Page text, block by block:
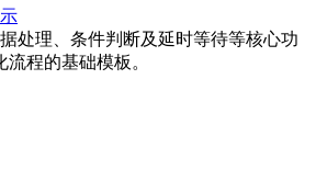
处理、条件判断及延时等待等核心功
程的基础模板。